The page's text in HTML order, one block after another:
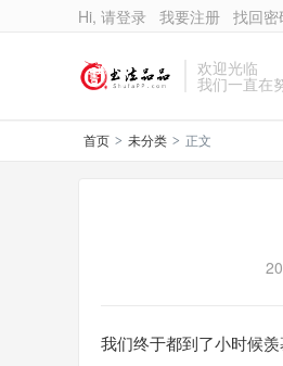
Hi, 请登录 我要注册 找回密
欢迎光临
我们一直在
首页 > 未分类 > 正文
我们终于都到了小时候